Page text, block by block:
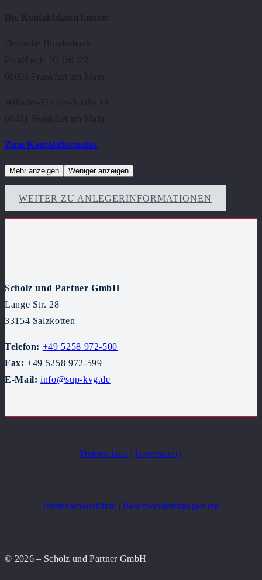
Die Kontaktdaten lauten:
Deutsche Bundesbank
Postfach 10 06 02
60006 Frankfurt am Main
Wilhelm-Epstein-Straße 14
60431 Frankfurt am Main
Zum Kontaktformular
Mehr anzeigen Weniger anzeigen
WEITER ZU ANLEGERINFORMATIONEN
Scholz und Partner GmbH
Lange Str. 28
33154 Salzkotten
Telefon: +49 5258 972-500
Fax: +49 5258 972-599
E-Mail: info@sup-kvg.de
Datenschutz | Impressum|
Interessenkonflikte |Beschwerdemanagement
© 2026 – Scholz und Partner GmbH